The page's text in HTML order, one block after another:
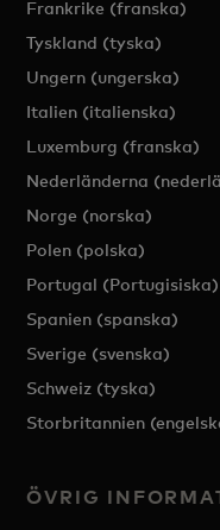
Frankrike (franska)
Tyskland (tyska)
Ungern (ungerska)
Italien (italienska)
Luxemburg (franska)
Nederländerna
Norge (norska)
Polen (polska)
Portugal (Portugisiska)
Spanien (spanska)
Sverige (svenska)
Schweiz (tyska)
Storbritannien
ÖVRIG